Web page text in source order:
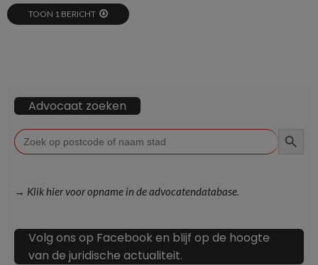
TOON 1 BERICHT
Advocaat zoeken
Zoek
naar:
→ Klik hier voor opname in de advocatendatabase.
Volg ons op Facebook en blijf op de hoogte
van de juridische actualiteit.